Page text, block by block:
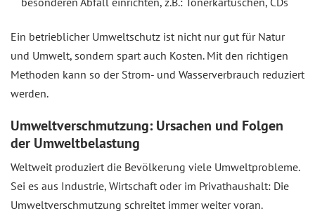
Ein betrieblicher Umweltschutz ist nicht nur gut für Natur
und Umwelt, sondern spart auch Kosten. Mit den richtigen
Methoden kann so der Strom- und Wasserverbrauch reduziert
werden.
Umweltverschmutzung: Ursachen und Folgen
der Umweltbelastung
Weltweit produziert die Bevölkerung viele Umweltprobleme.
Sei es aus Industrie, Wirtschaft oder im Privathaushalt: Die
Umweltverschmutzung schreitet immer weiter voran.